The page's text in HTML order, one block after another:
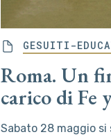
GESUITI-
Roma. Un
carico di Fe
Sabato 28 maggio